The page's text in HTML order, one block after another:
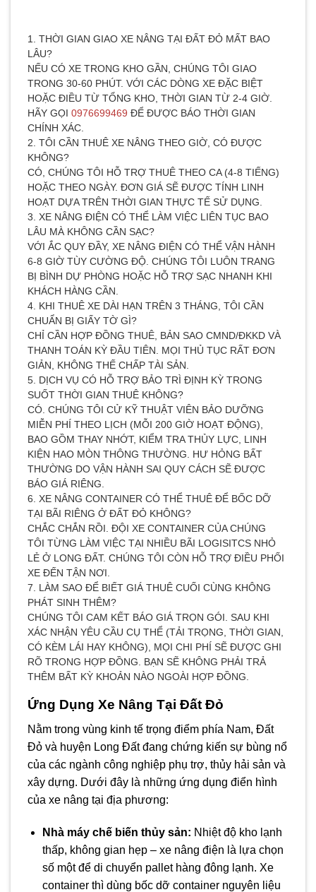
1. THỜI GIAN GIAO XE NÂNG TẠI ĐẤT ĐỎ MẤT BAO
LÂU?
NẾU CÓ XE TRONG KHO GẦN, CHÚNG TÔI GIAO
TRONG 30-60 PHÚT. VỚI CÁC DÒNG XE ĐẶC BIỆT
HOẶC ĐIỀU TỪ TỔNG KHO, THỜI GIAN TỪ 2-4 GIỜ.
HÃY GỌI 0976699469 ĐỂ ĐƯỢC BÁO THỜI GIAN
CHÍNH XÁC.
2. TÔI CẦN THUÊ XE NÂNG THEO GIỜ, CÓ ĐƯỢC
KHÔNG?
CÓ, CHÚNG TÔI HỖ TRỢ THUÊ THEO CA (4-8 TIẾNG)
HOẶC THEO NGÀY. ĐƠN GIÁ SẼ ĐƯỢC TÍNH LINH
HOẠT DỰA TRÊN THỜI GIAN THỰC TẾ SỬ DỤNG.
3. XE NÂNG ĐIỆN CÓ THỂ LÀM VIỆC LIÊN TỤC BAO
LÂU MÀ KHÔNG CẦN SẠC?
VỚI ẮC QUY ĐẦY, XE NÂNG ĐIỆN CÓ THỂ VẬN HÀNH
6-8 GIỜ TÙY CƯỜNG ĐỘ. CHÚNG TÔI LUÔN TRANG
BỊ BÌNH DỰ PHÒNG HOẶC HỖ TRỢ SẠC NHANH KHI
KHÁCH HÀNG CẦN.
4. KHI THUÊ XE DÀI HẠN TRÊN 3 THÁNG, TÔI CẦN
CHUẨN BỊ GIẤY TỜ GÌ?
CHỈ CẦN HỢP ĐỒNG THUÊ, BẢN SAO CMND/ĐKKD VÀ
THANH TOÁN KỲ ĐẦU TIÊN. MỌI THỦ TỤC RẤT ĐƠN
GIẢN, KHÔNG THẾ CHẤP TÀI SẢN.
5. DỊCH VỤ CÓ HỖ TRỢ BẢO TRÌ ĐỊNH KỲ TRONG
SUỐT THỜI GIAN THUÊ KHÔNG?
CÓ. CHÚNG TÔI CỬ KỸ THUẬT VIÊN BẢO DƯỠNG
MIỄN PHÍ THEO LỊCH (MỖI 200 GIỜ HOẠT ĐỘNG),
BAO GỒM THAY NHỚT, KIỂM TRA THỦY LỰC, LINH
KIỆN HAO MÒN THÔNG THƯỜNG. HƯ HỎNG BẤT
THƯỜNG DO VẬN HÀNH SAI QUY CÁCH SẼ ĐƯỢC
BÁO GIÁ RIÊNG.
6. XE NÂNG CONTAINER CÓ THỂ THUÊ ĐỂ BỐC DỠ
TẠI BÃI RIÊNG Ở ĐẤT ĐỎ KHÔNG?
CHẮC CHẮN RỒI. ĐỘI XE CONTAINER CỦA CHÚNG
TÔI TỪNG LÀM VIỆC TẠI NHIỀU BÃI LOGISITCS NHỎ
LẺ Ở LONG ĐẤT. CHÚNG TÔI CÒN HỖ TRỢ ĐIỀU PHỐI
XE ĐẾN TẬN NƠI.
7. LÀM SAO ĐỂ BIẾT GIÁ THUÊ CUỐI CÙNG KHÔNG
PHÁT SINH THÊM?
CHÚNG TÔI CAM KẾT BÁO GIÁ TRỌN GÓI. SAU KHI
XÁC NHẬN YÊU CẦU CỤ THỂ (TẢI TRỌNG, THỜI GIAN,
CÓ KÈM LÁI HAY KHÔNG), MỌI CHI PHÍ SẼ ĐƯỢC GHI
RÕ TRONG HỢP ĐỒNG. BẠN SẼ KHÔNG PHẢI TRẢ
THÊM BẤT KỲ KHOẢN NÀO NGOÀI HỢP ĐỒNG.
Ứng Dụng Xe Nâng Tại Đất Đỏ
Nằm trong vùng kinh tế trọng điểm phía Nam, Đất
Đỏ và huyện Long Đất đang chứng kiến sự bùng nổ
của các ngành công nghiệp phụ trợ, thủy hải sản và
xây dựng. Dưới đây là những ứng dụng điển hình
của xe nâng tại địa phương:
Nhà máy chế biến thủy sản: Nhiệt độ kho lạnh
thấp, không gian hẹp – xe nâng điện là lựa chọn
số một để di chuyển pallet hàng đông lạnh. Xe
container thì dùng bốc dỡ container nguyên liệu